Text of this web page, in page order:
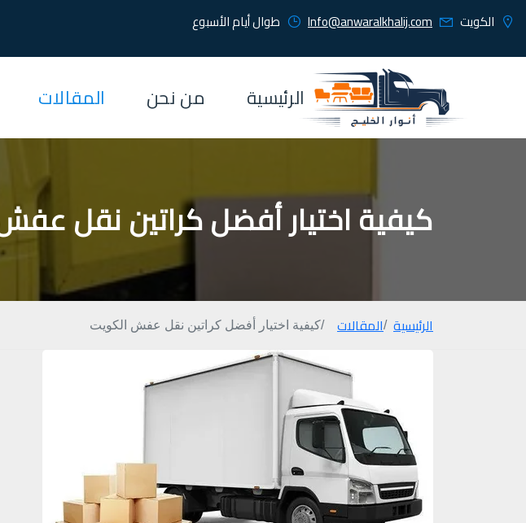
الكويت Info@anwaralkhalij.com طوال أيام الأسبوع
الرئيسية من نحن المقالات
كيفية اختيار أفضل كراتين نقل
الرئيسية المقالات كيفية اختيار أفضل كراتين نقل عفش الكويت